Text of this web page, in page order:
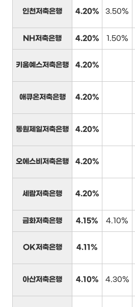
인천저축은행 4.20% 3.50%
NH저축은행 4.20% 1.50%
키움예스저축은행 4.20%
애큐온저축은행 4.20%
동원제일저축은행 4.20%
오에스비저축은행 4.20%
세람저축은행 4.20%
금화저축은행 4.15% 4.10%
OK저축은행 4.11%
아산저축은행 4.10% 4.30%